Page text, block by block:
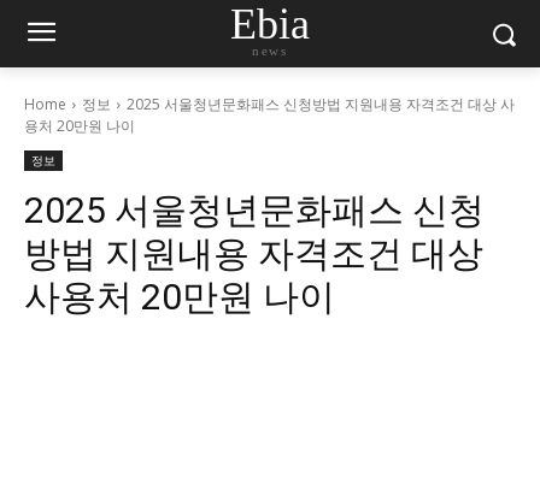
Ebia
news
Home 정보
2025 서울청년문화패스 신청방법 지원내용 자격조건 대상 사
용처 20만원 나이
정보
2025 서울청년문화패스 신청
방법 지원내용 자격조건 대상
사용처 20만원 나이